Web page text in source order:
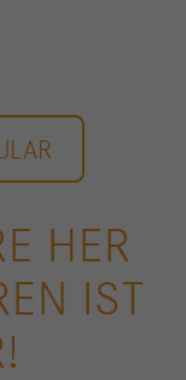
HER
IST